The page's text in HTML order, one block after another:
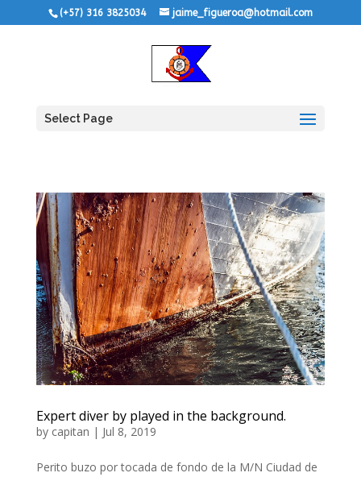
(+57) 316 3825034 jaime_figueroa@hotmail.com
Select Page
Expert diver by played in the background.
by capitan | Jul 8, 2019
Perito buzo por tocada de fondo de la M/N Ciudad de